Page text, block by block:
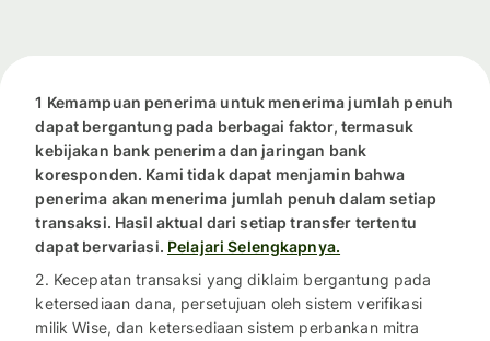
1 Kemampuan penerima untuk menerima jumlah penuh
dapat bergantung pada berbagai faktor, termasuk
kebijakan bank penerima dan jaringan bank
koresponden. Kami tidak dapat menjamin bahwa
penerima akan menerima jumlah penuh dalam setiap
transaksi. Hasil aktual dari setiap transfer tertentu
dapat bervariasi. Pelajari Selengkapnya.
2. Kecepatan transaksi yang diklaim bergantung pada
ketersediaan dana, persetujuan oleh sistem verifikasi
milik Wise, dan ketersediaan sistem perbankan mitra